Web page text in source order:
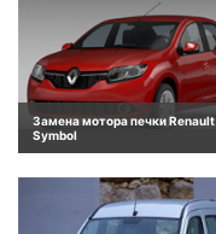
Замена мотора печки Renault
Symbol